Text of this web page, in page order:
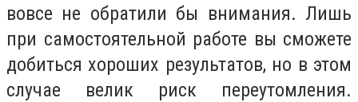
вовсе не обратили бы внимания. Лишь
при самостоятельной работе вы сможете
добиться хороших результатов, но в этом
случае велик риск переутомления.